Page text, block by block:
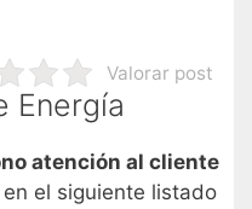
Valorar post
Energía
atención al cliente
en el siguiente listado